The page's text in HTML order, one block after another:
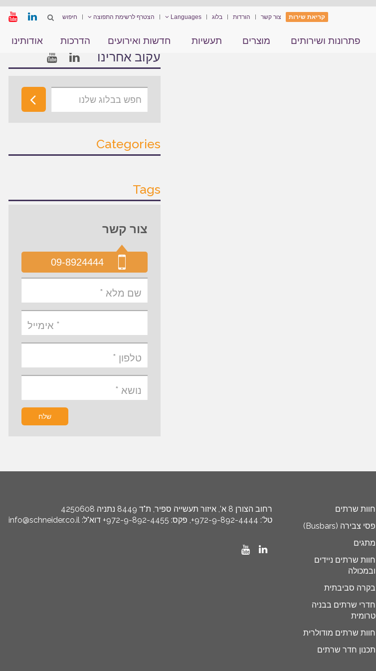
קריאת שירות צור קשר הורדות בלוג Languages הצטרף לרשימת התפוצה
פתרונות ושירותים מוצרים תעשיות חדשות ואירועים הדרכות אודותינו
עקוב אחרינו
Categories
Tags
צור קשר
09-8924444
שלח
חוות שרתים
פסי צבירה (Busbars)
מתגים
חוות שרתים ניידים
ובמכולה
בקרה סביבתית
חדרי שרתים בבניה
טרומית
חוות שרתים מודולרית
תכנון חדר שרתים
רחוב הצורן 8 א’, איזור תעשייה ספיר, ת"ד 8449 נתניה 4250608
טל': 972-9-892-4444+, פקס: 972-9-892-4455+ דוא"ל: info@schneider.co.il